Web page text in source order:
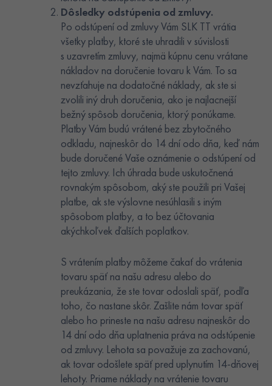
Dôsledky odstúpenia od zmluvy.
Po odstúpení od zmluvy Vám SLK TT vrátia
všetky platby, ktoré ste uhradili v súvislosti
s uzavretím zmluvy, najmä kúpnu cenu vrátane
nákladov na doručenie tovaru k Vám. To sa
nevzťahuje na dodatočné náklady, ak ste si
zvolili iný druh doručenia, ako je najlacnejší
bežný spôsob doručenia, ktorý ponúkame.
Platby Vám budú vrátené bez zbytočného
odkladu, najneskôr do 14 dní odo dňa, keď nám
bude doručené Vaše oznámenie o odstúpení od
tejto zmluvy. Ich úhrada bude uskutočnená
rovnakým spôsobom, aký ste použili pri Vašej
platbe, ak ste výslovne nesúhlasili s iným
spôsobom platby, a to bez účtovania
akýchkoľvek ďalších poplatkov.
S vrátením platby môžeme čakať do vrátenia
tovaru späť na našu adresu alebo do
preukázania, že ste tovar odoslali späť, podľa
toho, čo nastane skôr. Zašlite nám tovar späť
alebo ho prineste na našu adresu najneskôr do
14 dní odo dňa uplatnenia práva na odstúpenie
od zmluvy. Lehota sa považuje za zachovanú,
ak tovar odošlete späť pred uplynutím 14-dňovej
lehoty. Priame náklady na vrátenie tovaru